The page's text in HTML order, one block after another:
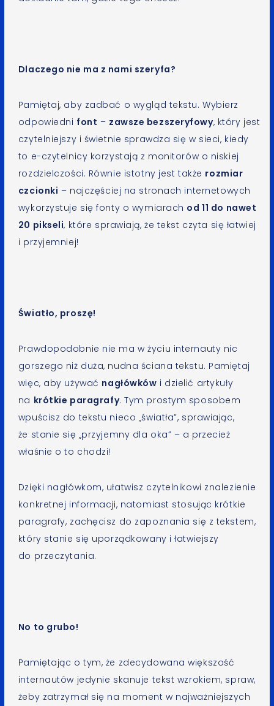
Dlaczego nie ma z nami szeryfa?
Pamiętaj, aby zadbać o wygląd tekstu. Wybierz
odpowiedni font – zawsze bezszeryfowy, który jest
czytelniejszy i świetnie sprawdza się w sieci, kiedy
to e-czytelnicy korzystają z monitorów o niskiej
rozdzielczości. Równie istotny jest także rozmiar
czcionki – najczęściej na stronach internetowych
wykorzystuje się fonty o wymiarach od 11 do nawet
20 pikseli, które sprawiają, że tekst czyta się łatwiej
i przyjemniej!
Światło, proszę!
Prawdopodobnie nie ma w życiu internauty nic
gorszego niż duża, nudna ściana tekstu. Pamiętaj
więc, aby używać nagłówków i dzielić artykuły
na krótkie paragrafy. Tym prostym sposobem
wpuścisz do tekstu nieco „światła”, sprawiając,
że stanie się „przyjemny dla oka” – a przecież
właśnie o to chodzi!
Dzięki nagłówkom, ułatwisz czytelnikowi znalezienie
konkretnej informacji, natomiast stosując krótkie
paragrafy, zachęcisz do zapoznania się z tekstem,
który stanie się uporządkowany i łatwiejszy
do przeczytania.
No to grubo!
Pamiętając o tym, że zdecydowana większość
internautów jedynie skanuje tekst wzrokiem, spraw,
żeby zatrzymał się na moment w najważniejszych